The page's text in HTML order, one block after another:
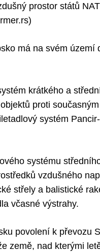
prostor států
má na svém území
krátkého a
proti
systém
systému
vzdušného
střely a balistické
včasné výstrahy.
povolení k převozu
země, nad kterými